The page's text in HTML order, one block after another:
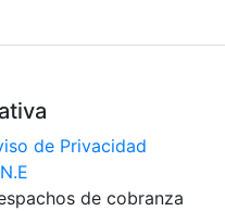
de Privacidad
de cobranza